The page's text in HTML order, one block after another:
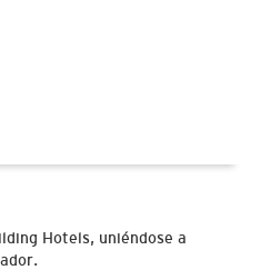
Hotels, uniéndose a